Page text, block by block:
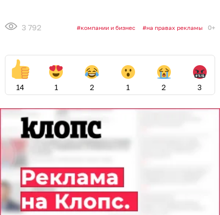
3 792 компании и бизнес на правах рекламы 0+
14 1 2 1 2 3